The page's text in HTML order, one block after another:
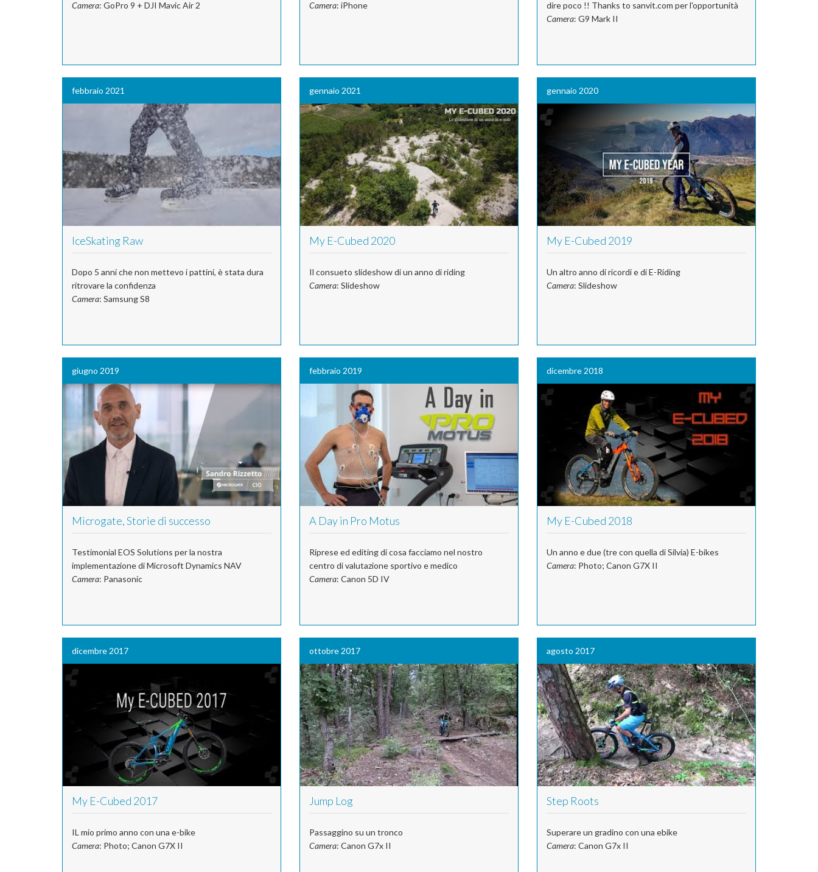
Camera: GoPro 9 + DJI Mavic Air 2
Camera: iPhone
dire poco !! Thanks to sanvit.com per l'opportunità
Camera: G9 Mark II
febbraio 2021
IceSkating Raw
Dopo 5 anni che non mettevo i pattini, è stata dura
ritrovare la confidenza
Camera: Samsung S8
gennaio 2021
My E-Cubed 2020
Il consueto slideshow di un anno di riding
Camera: Slideshow
gennaio 2020
My E-Cubed 2019
Un altro anno di ricordi e di E-Riding
Camera: Slideshow
giugno 2019
Microgate, Storie di successo
Testimonial EOS Solutions per la nostra
implementazione di Microsoft Dynamics NAV
Camera: Panasonic
febbraio 2019
A Day in Pro Motus
Riprese ed editing di cosa facciamo nel nostro
centro di valutazione sportivo e medico
Camera: Canon 5D IV
dicembre 2018
My E-Cubed 2018
Un anno e due (tre con quella di Silvia) E-bikes
Camera: Photo; Canon G7X II
dicembre 2017
My E-Cubed 2017
IL mio primo anno con una e-bike
Camera: Photo; Canon G7X II
ottobre 2017
Jump Log
Passaggino su un tronco
Camera: Canon G7x II
agosto 2017
Step Roots
Superare un gradino con una ebike
Camera: Canon G7x II